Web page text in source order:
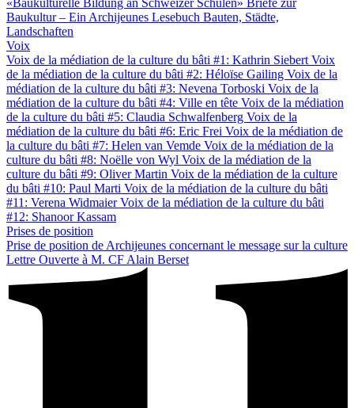
«Baukulturelle Bildung an Schweizer Schulen» Briefe zur
Baukultur – Ein Archijeunes Lesebuch Bauten, Städte,
Landschaften
Voix
Voix de la médiation de la culture du bâti #1: Kathrin Siebert Voix
de la médiation de la culture du bâti #2: Héloïse Gailing Voix de la
médiation de la culture du bâti #3: Nevena Torboski Voix de la
médiation de la culture du bâti #4: Ville en tête Voix de la médiation
de la culture du bâti #5: Claudia Schwalfenberg Voix de la
médiation de la culture du bâti #6: Eric Frei Voix de la médiation de
la culture du bâti #7: Helen van Vemde Voix de la médiation de la
culture du bâti #8: Noëlle von Wyl Voix de la médiation de la
culture du bâti #9: Oliver Martin Voix de la médiation de la culture
du bâti #10: Paul Marti Voix de la médiation de la culture du bâti
#11: Verena WidmaierVoix de la médiation de la culture du bâti
#12: Shanoor Kassam
Prises de position
Prise de position de Archijeunes concernant le message sur la culture
Lettre Ouverte à M. CF Alain Berset